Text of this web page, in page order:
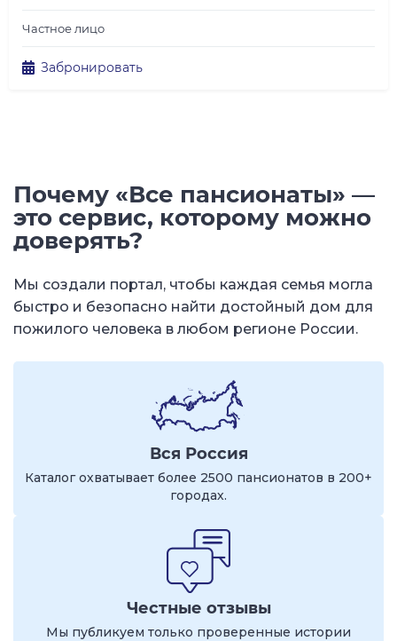
Частное лицо
Забронировать
Почему «Все пансионаты» —
это сервис, которому можно
доверять?
Мы создали портал, чтобы каждая семья могла
быстро и безопасно найти достойный дом для
пожилого человека в любом регионе России.
Вся Россия
Каталог охватывает более 2500 пансионатов в 200+
городах.
Честные отзывы
Мы публикуем только проверенные истории